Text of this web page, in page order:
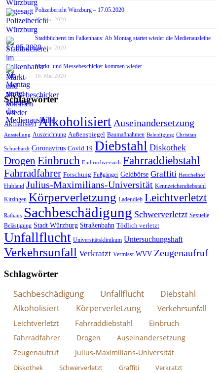
Polizeibericht Würzburg – 17.05.2020
17. Mai 2020
Stadtbücherei im Falkenhaus: Ab Montag startet wieder die Medienausleihe
17. Mai 2020
Markt- und Messebeschicker kommen wieder
16. Mai 2020
Schlagwörter
Aktualisiert Alkoholisiert Auseinandersetzung
Ausstellung Auszeichnung Außenspiegel Baumaßnahmen Beleidigung Christian
Schuchardt Coronavirus Covid 19 Diebstahl Diskothek
Drogen Einbruch Einbruchversuch Fahrraddiebstahl
Fahrradfahrer Forschung Fußgänger Geldbörse Graffiti Heuchelhof
Hubland Julius-Maximilians-Universität Kennzeichendiebstahl
Kitzingen Körperverletzung Ladendieb Leichtverletzt
Rathaus Sachbeschädigung Schwerverletzt Sexuelle
Belästigung Stadt Würzburg Straßenbahn Tödlich verletzt
Unfallflucht Universitätsklinikum Untersuchungshaft
Verkehrsunfall Verkratzt Vermisst WVV Zeugenaufruf
Schlagwörter
Sachbeschädigung Unfallflucht
Diebstahl
Alkoholisiert
Körperverletzung Verkehrsunfall
Leichtverletzt Fahrraddiebstahl Einbruch
Fahrradfahrer Drogen
Auseinandersetzung
Zeugenaufruf
Julius-Maximilians-Universität
Diskothek Schwerverletzt Graffiti Verkratzt